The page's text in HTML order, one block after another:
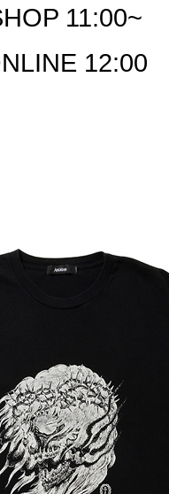
11:00~
12:00